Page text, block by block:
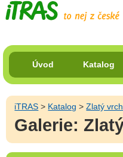
Úvod Katalog
iTRAS > Katalog >Zlatý vrch
Galerie: